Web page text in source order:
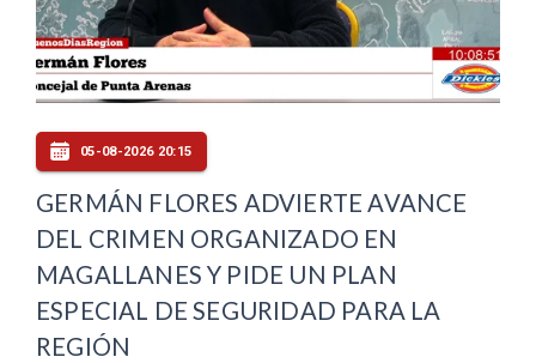
05-08-2026 20:15
GERMÁN FLORES ADVIERTE AVANCE
DEL CRIMEN ORGANIZADO EN
MAGALLANES Y PIDE UN PLAN
ESPECIAL DE SEGURIDAD PARA LA
REGIÓN